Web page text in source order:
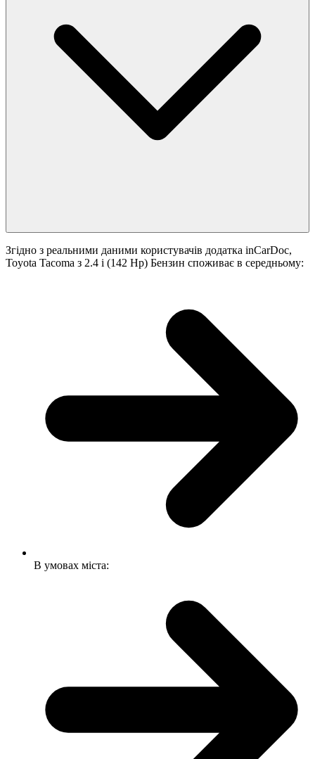
Згідно з реальними даними користувачів додатка inCarDoc,
Toyota Tacoma з 2.4 i (142 Hp) Бензин споживає в середньому:
В умовах міста: